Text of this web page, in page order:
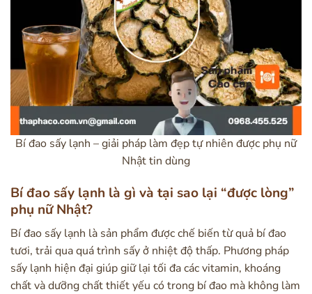
Bí đao sấy lạnh – giải pháp làm đẹp tự nhiên được phụ nữ
Nhật tin dùng
Bí đao sấy lạnh là gì và tại sao lại “được lòng”
phụ nữ Nhật?
Bí đao sấy lạnh là sản phẩm được chế biến từ quả bí đao
tươi, trải qua quá trình sấy ở nhiệt độ thấp. Phương pháp
sấy lạnh hiện đại giúp giữ lại tối đa các vitamin, khoáng
chất và dưỡng chất thiết yếu có trong bí đao mà không làm